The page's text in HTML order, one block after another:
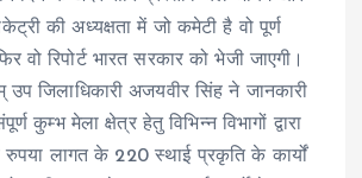
की अध्यक्षता में जो कमेटी है वो पूर्ण
वो रिपोर्ट भारत सरकार को भेजी जाएगी।
उप जिलाधिकारी अजयवीर सिंह ने जानकारी
कुम्भ मेला क्षेत्र हेतु विभिन्न विभागों द्वारा
लागत के 220 स्थाई प्रकृति के कार्यों